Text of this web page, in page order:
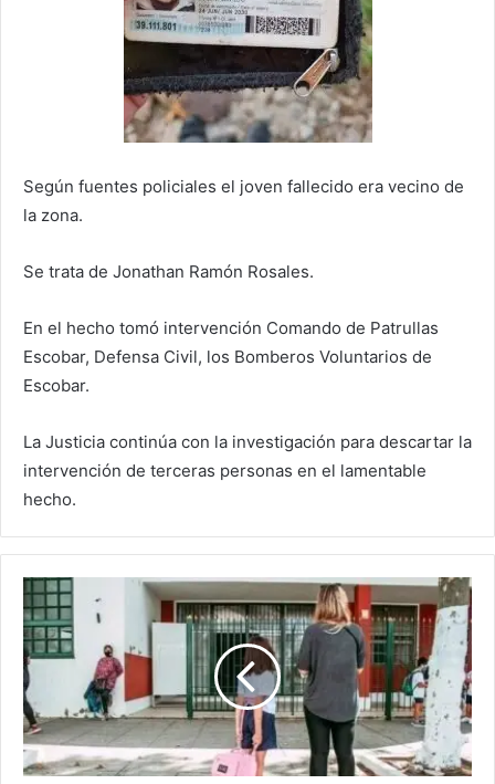
Según fuentes policiales el joven fallecido era vecino de
la zona.
Se trata de Jonathan Ramón Rosales.
En el hecho tomó intervención Comando de Patrullas
Escobar, Defensa Civil, los Bomberos Voluntarios de
Escobar.
La Justicia continúa con la investigación para descartar la
intervención de terceras personas en el lamentable
hecho.